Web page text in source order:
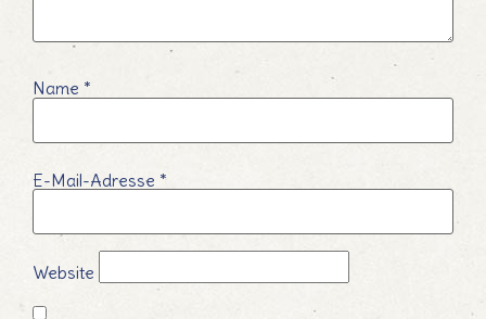
Name *
E-Mail-Adresse *
Website